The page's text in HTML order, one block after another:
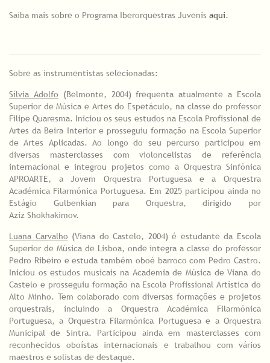
Saiba mais sobre o Programa Iberorquestras Juvenis aqui.
Sobre as instrumentistas selecionadas:
Sílvia Adolfo (Belmonte, 2004) frequenta atualmente a Escola
Superior de Música e Artes do Espetáculo, na classe do professor
Filipe Quaresma. Iniciou os seus estudos na Escola Profissional de
Artes da Beira Interior e prosseguiu formação na Escola Superior
de Artes Aplicadas. Ao longo do seu percurso participou em
diversas masterclasses com violoncelistas de referência
internacional e integrou projetos como a Orquestra Sinfónica
APROARTE, a Jovem Orquestra Portuguesa e a Orquestra
Académica Filarmónica Portuguesa. Em 2025 participou ainda no
Estágio Gulbenkian para Orquestra, dirigido por
Aziz Shokhakimov.
Luana Carvalho (Viana do Castelo, 2004) é estudante da Escola
Superior de Música de Lisboa, onde integra a classe do professor
Pedro Ribeiro e estuda também oboé barroco com Pedro Castro.
Iniciou os estudos musicais na Academia de Música de Viana do
Castelo e prosseguiu formação na Escola Profissional Artística do
Alto Minho. Tem colaborado com diversas formações e projetos
orquestrais, incluindo a Orquestra Académica Filarmónica
Portuguesa, a Orquestra Filarmónica Portuguesa e a Orquestra
Municipal de Sintra. Participou ainda em masterclasses com
reconhecidos oboístas internacionais e trabalhou com vários
maestros e solistas de destaque.